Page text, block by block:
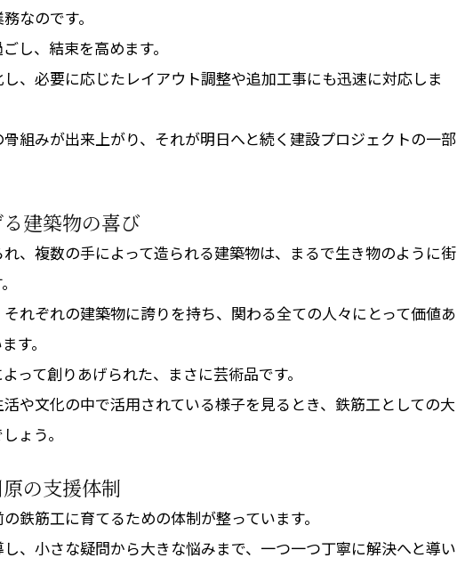
なのです。
し、結束を高めます。
、必要に応じたレイアウト調整や追加工事にも迅速に対応しま
組みが出来上がり、それが明日へと続く建設プロジェクトの一部
建築物の喜び
、複数の手によって造られる建築物は、まるで生き物のように街
れぞれの建築物に誇りを持ち、関わる全ての人々にとって価値あ
す。
って創りあげられた、まさに芸術品です。
や文化の中で活用されている様子を見るとき、鉄筋工としての大
ょう。
の支援体制
鉄筋工に育てるための体制が整っています。
、小さな疑問から大きな悩みまで、一つ一つ丁寧に解決へと導い